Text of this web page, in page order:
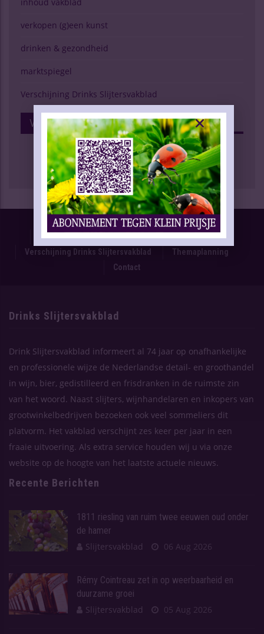
verkopen (g)een kunst
drinken & gezondheid
marktspiegel
Verschijning Drinks Slijtersvakblad
Volg Ons Op Facebook
Proefnummer
Oplage & Verspreiding
Advertentietarieven
Technische Gegevens
Verschijning Drinks Slijtersvakblad
Themaplanning
Contact
Drinks Slijtersvakblad
Drink Slijtersvakblad informeert al 74 jaar op onafhankelijke
en professionele wijze de Nederlandse detail- en groothandel
in wijn, bier, gedistilleerd en frisdranken in de ruimste zin
van het woord. Naast slijters, wijnhandelaren en inkopers van
grootwinkelbedrijven bezoeken ook veel sommeliers dit
platvorm. Het vakblad verschijnt zes keer per jaar in een
fraaie uitvoering. Als extra service houden wij u via onze
website op de hoogte van het laatste actuele nieuws.
Recente Berichten
1811 riesling van ruim twee eeuwen oud onder
de hamer
Slijtersvakblad
06 Aug 2026
Rémy Cointreau zet in op weerbaarheid en
duurzame groei
Slijtersvakblad
05 Aug 2026